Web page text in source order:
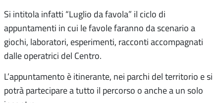
Si intitola infatti “Luglio da favola” il ciclo di
appuntamenti in cui le favole faranno da scenario a
giochi, laboratori, esperimenti, racconti accompagnati
dalle operatrici del Centro.
L’appuntamento è itinerante, nei parchi del territorio e si
potrà partecipare a tutto il percorso o anche a un solo